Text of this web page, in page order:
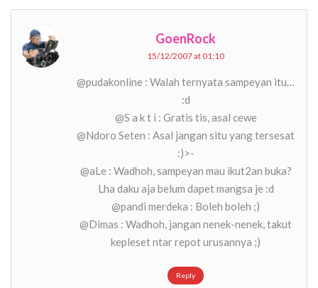
GoenRock
15/12/2007 at 01:10
@pudakonline : Walah ternyata sampeyan itu…
:d
@S a k t i : Gratis tis, asal cewe
@Ndoro Seten : Asal jangan situ yang tersesat
:)>-
@aLe : Wadhoh, sampeyan mau ikut2an buka?
Lha daku aja belum dapet mangsa je :d
@pandi merdeka : Boleh boleh ;)
@Dimas : Wadhoh, jangan nenek-nenek, takut
kepleset ntar repot urusannya ;)
Reply